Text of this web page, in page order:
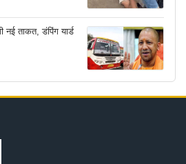
नई ताकत, डंपिंग यार्ड